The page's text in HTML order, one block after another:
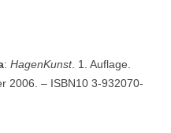
: HagenKunst. 1. Auflage.
2006. – ISBN10 3-932070-